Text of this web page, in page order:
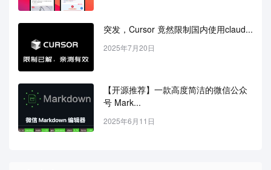
突发，Cursor 竟然限制国内使用claud...
2025年7月20日
【开源推荐】一款高度简洁的微信公众
号 Mark...
2025年6月11日